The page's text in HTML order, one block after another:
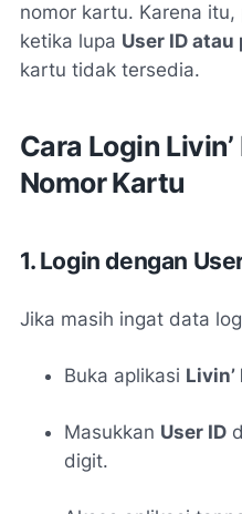
nomor kartu. Karena
ketika lupa User ID
kartu tidak tersedia.
Cara Login
Nomor Kartu
1. Login dengan
Jika masih ingat data
Buka aplikasi
Masukkan User ID
digit.